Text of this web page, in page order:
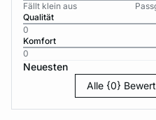
Fällt klein aus
Qualität
0
Komfort
0
Neuesten
Alle {0}